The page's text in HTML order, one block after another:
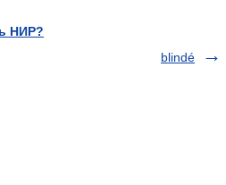
НИР?
blindé